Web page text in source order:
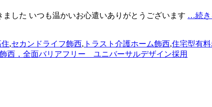
した いつも温かいお心遣いありがとうございます …続き
,セカンドライフ飾西, トラスト介護ホーム飾西,住宅型有
西，全面バリアフリー ユニバーサルデザイン採用